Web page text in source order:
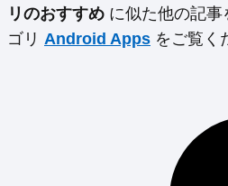
リのおすすめ に似た他の記
ゴリ Android Apps をご覧く